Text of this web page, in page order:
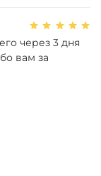
через 3 дня
вам за